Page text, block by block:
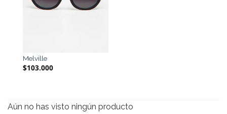
Melville
$103.000
Aún no has visto ningún producto